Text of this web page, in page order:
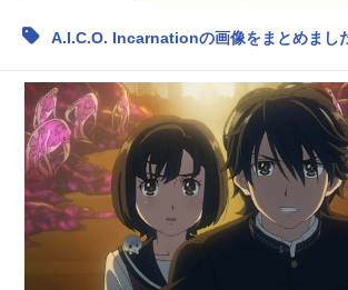
トレンド
最新記事一覧
アニメ記事一覧 声優記事
アニメ映画一覧 実写化映
今期アニメ曜日別一覧
A.I.C.O. Incarnationの画像をまとめまし